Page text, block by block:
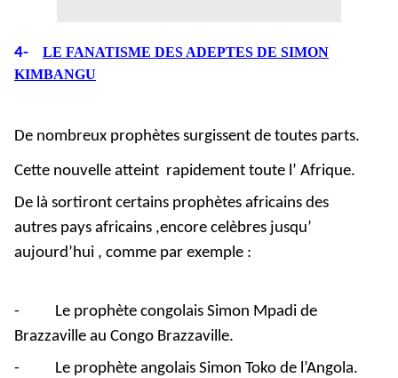
4-
LE FANATISME DES ADEPTES DE SIMON
KIMBANGU
De nombreux prophètes surgissent de toutes parts.
Cette nouvelle atteint rapidement toute l’ Afrique.
De là sortiront certains prophètes africains des
autres pays africains ,encore celèbres jusqu’
aujourd’hui , comme par exemple :
- Le prophète congolais Simon Mpadi de
Brazzaville au Congo Brazzaville.
- Le prophète angolais Simon Toko de l’Angola.